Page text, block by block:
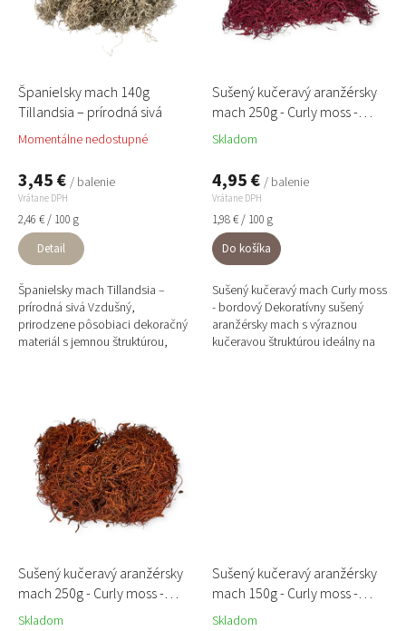
o
v
u
k
t
o
Španielsky mach 140g
Tillandsia – prírodná sivá
Momentálne nedostupné
3,45 € / balenie
Vrátane DPH
Jednotková
cena:
2,46 € / 100 g
Detail
Španielsky mach Tillandsia –
prírodná sivá Vzdušný,
prirodzene pôsobiaci dekoračný
materiál s jemnou štruktúrou,
Sušený kučeravý aranžérsky
mach 250g - Curly moss -
bordový
Skladom
4,95 € / balenie
Vrátane DPH
Jednotková
cena:
1,98 € / 100 g
Do košíka
Sušený kučeravý mach Curly moss
- bordový Dekoratívny sušený
aranžérsky mach s výraznou
kučeravou štruktúrou ideálny na
Sušený kučeravý aranžérsky
mach 250g - Curly moss -
tehlový oranžový
Skladom
Sušený kučeravý aranžérsky
mach 150g - Curly moss -
svetlý zelený
Skladom